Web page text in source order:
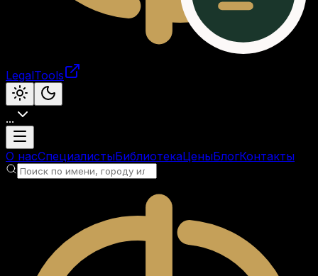
LegalTools
...
Загрузка аккаунта
О насСпециалистыБиблиотекаЦеныБлогКонтакты